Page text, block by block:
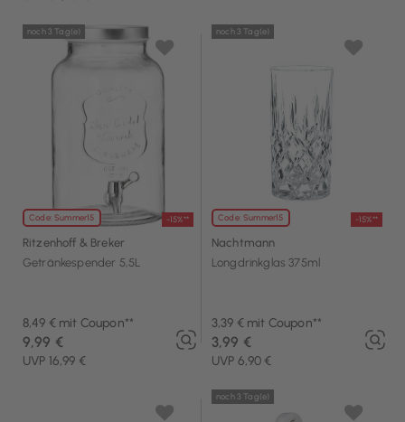
Code: Summer15 -15%**
noch 3 Tag(e)
Ritzenhoff & Breker
Getränkespender 5,5L
8,49 € mit Coupon**
UVP 16,99 €
9,99 €
Code: Summer15 -15%**
noch 3 Tag(e)
Nachtmann
Longdrinkglas 375ml
3,39 € mit Coupon**
UVP 6,90 €
3,99 €
noch 3 Tag(e)